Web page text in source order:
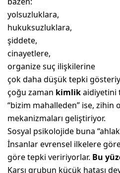
yolsuzluklara,
hukuksuzluklara,
şiddete,
cinayetlere,
organize suç ilişkilerine
çok daha düşük tepki
çoğu zaman kimlikaidiyetini
“bizim mahalleden” ise, zihin
mekanizmaları geliştiriyor.
Sosyal psikolojide buna
İnsanlar evrensel ilkelere
göre tepki veririyorlar. Bu
Karşı grubun küçük hatası